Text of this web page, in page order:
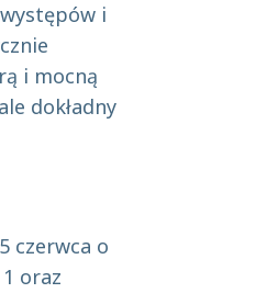
i
i mocną
dokładny
czerwca o
oraz